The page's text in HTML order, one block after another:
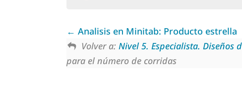
Analisis en Minitab: Producto estrella
Volver a: Nivel 5. Especialista. Diseños
para el número de corridas